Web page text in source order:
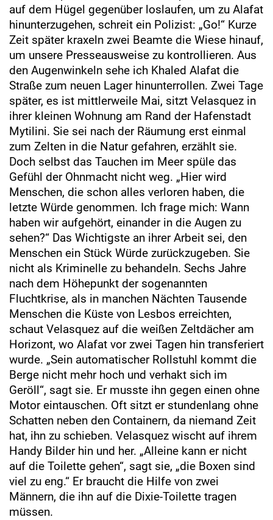
auf dem Hügel gegenüber loslaufen, um zu Alafat
hinunterzugehen, schreit ein Polizist: „Go!“ Kurze
Zeit später kraxeln zwei Beamte die Wiese hinauf,
um unsere Presseausweise zu kontrollieren. Aus
den Augenwinkeln sehe ich Khaled Alafat die
Straße zum neuen Lager hinunterrollen. Zwei Tage
später, es ist mittlerweile Mai, sitzt Velasquez in
ihrer kleinen Wohnung am Rand der Hafenstadt
Mytilini. Sie sei nach der Räumung erst einmal
zum Zelten in die Natur gefahren, erzählt sie.
Doch selbst das Tauchen im Meer spüle das
Gefühl der Ohnmacht nicht weg. „Hier wird
Menschen, die schon alles verloren haben, die
letzte Würde genommen. Ich frage mich: Wann
haben wir aufgehört, einander in die Augen zu
sehen?“ Das Wichtigste an ihrer Arbeit sei, den
Menschen ein Stück Würde zurückzugeben. Sie
nicht als Kriminelle zu behandeln. Sechs Jahre
nach dem Höhepunkt der sogenannten
Fluchtkrise, als in manchen Nächten Tausende
Menschen die Küste von Lesbos erreichten,
schaut Velasquez auf die weißen Zeltdächer am
Horizont, wo Alafat vor zwei Tagen hin transferiert
wurde. „Sein automatischer Rollstuhl kommt die
Berge nicht mehr hoch und verhakt sich im
Geröll“, sagt sie. Er musste ihn gegen einen ohne
Motor eintauschen. Oft sitzt er stundenlang ohne
Schatten neben den Containern, da niemand Zeit
hat, ihn zu schieben. Velasquez wischt auf ihrem
Handy Bilder hin und her. „Alleine kann er nicht
auf die Toilette gehen“, sagt sie, „die Boxen sind
viel zu eng.“ Er braucht die Hilfe von zwei
Männern, die ihn auf die Dixie-Toilette tragen
müssen.